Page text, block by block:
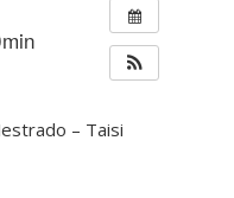
– Taisi